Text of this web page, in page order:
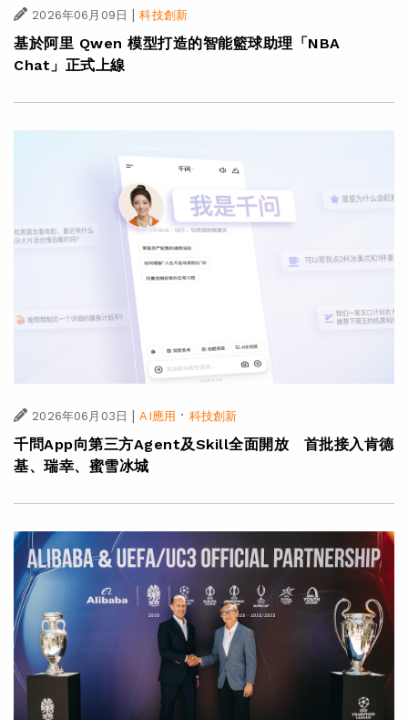
2026年06月09日 | 科技創新
基於阿里 Qwen 模型打造的智能籃球助理「NBA
Chat」正式上線
2026年06月03日 | AI應用 · 科技創新
千問App向第三方Agent及Skill全面開放 首批接入肯德
基、瑞幸、蜜雪冰城